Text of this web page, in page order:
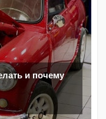
и почему